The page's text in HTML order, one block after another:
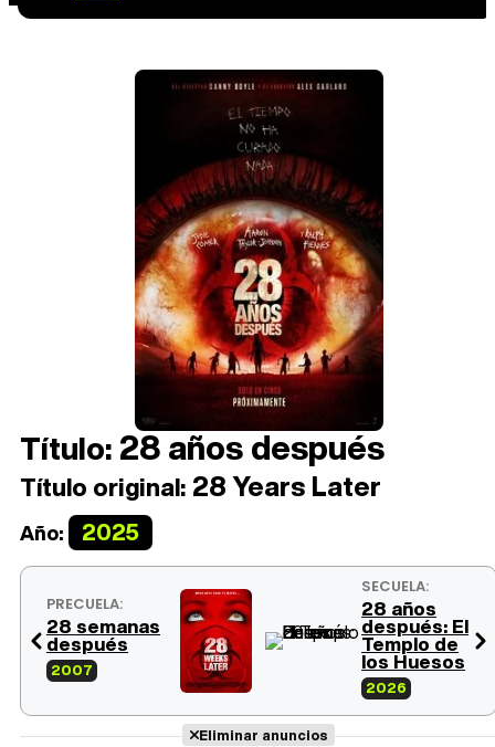
Título:28 años después
Título original: 28 Years Later
Año: 2025
PRECUELA:
28 semanas
después
2007
SECUELA:
28 años
después: El
Templo de
los Huesos
2026
Eliminar anuncios